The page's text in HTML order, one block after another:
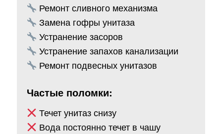
Ремонт сливного механизма
Замена гофры унитаза
Устранение засоров
Устранение запахов канализации
Ремонт подвесных унитазов
Частые поломки:
Течет унитаз снизу
Вода постоянно течет в чашу